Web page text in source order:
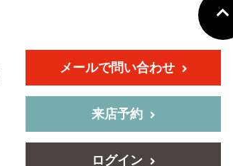
メールで問い合わせ
来店予約
ログイン